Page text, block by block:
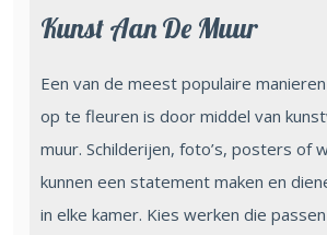
Kunst Aan De Muur
Een van de meest populaire
op te fleuren is door middel van
muur. Schilderijen, foto’s, posters of
kunnen een statement maken en
in elke kamer. Kies werken die